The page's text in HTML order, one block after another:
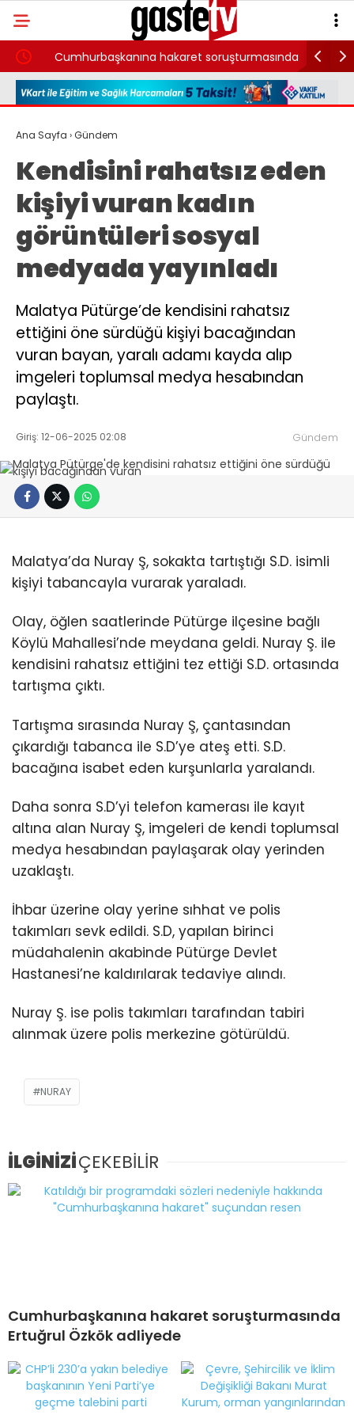
Cumhurbaşkanına hakaret soruşturmasında
Ertuğrul Özkök adliyede geçiyor
Ana Sayfa ›Gündem
Kendisini rahatsız eden
kişiyi vuran kadın
görüntüleri sosyal
medyada yayınladı
Malatya Pütürge’de kendisini rahatsız
ettiğini öne sürdüğü kişiyi bacağından
vuran bayan, yaralı adamı kayda alıp
imgeleri toplumsal medya hesabından
paylaştı.
Giriş: 12-06-2025 02:08 Gündem
Malatya’da Nuray Ş, sokakta tartıştığı S.D. isimli
kişiyi tabancayla vurarak yaraladı.
Olay, öğlen saatlerinde Pütürge ilçesine bağlı
Köylü Mahallesi’nde meydana geldi. Nuray Ş. ile
kendisini rahatsız ettiğini tez ettiği S.D. ortasında
tartışma çıktı.
Tartışma sırasında Nuray Ş, çantasından
çıkardığı tabanca ile S.D’ye ateş etti. S.D.
bacağına isabet eden kurşunlarla yaralandı.
Daha sonra S.D’yi telefon kamerası ile kayıt
altına alan Nuray Ş, imgeleri de kendi toplumsal
medya hesabından paylaşarak olay yerinden
uzaklaştı.
İhbar üzerine olay yerine sıhhat ve polis
takımları sevk edildi. S.D, yapılan birinci
müdahalenin akabinde Pütürge Devlet
Hastanesi’ne kaldırılarak tedaviye alındı.
Nuray Ş. ise polis takımları tarafından tabiri
alınmak üzere polis merkezine götürüldü.
NURAY
İLGİNİZİÇEKEBİLİR
Cumhurbaşkanına hakaret soruşturmasında
Ertuğrul Özkök adliyede